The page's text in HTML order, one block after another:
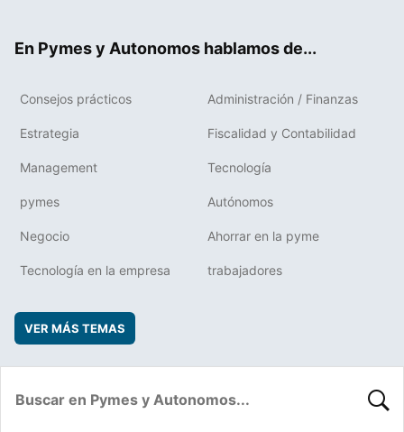
En Pymes y Autonomos hablamos de...
Consejos prácticos Administración / Finanzas
Estrategia Fiscalidad y Contabilidad
Management Tecnología
pymes Autónomos
Negocio Ahorrar en la pyme
Tecnología en la empresa trabajadores
VER MÁS TEMAS